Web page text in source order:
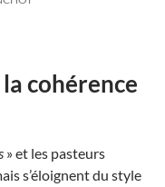
cohérence
» et les pasteurs
s’éloignent du style